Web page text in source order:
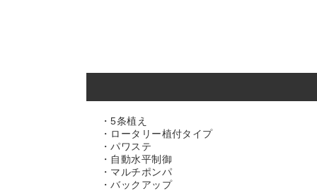
・5条植え
・ロータリー植付タイプ
・パワステ
・自動水平制御
・マルチポンパ
・バックアップ